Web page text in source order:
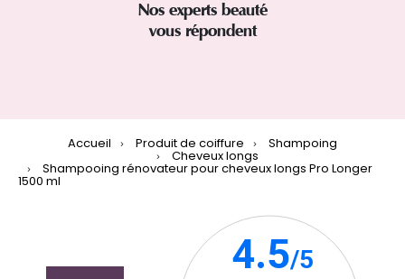
Nos experts beauté
vous répondent
Accueil Produit de coiffure Shampoing
Cheveux longs
Shampooing rénovateur pour cheveux longs Pro Longer
1500 ml